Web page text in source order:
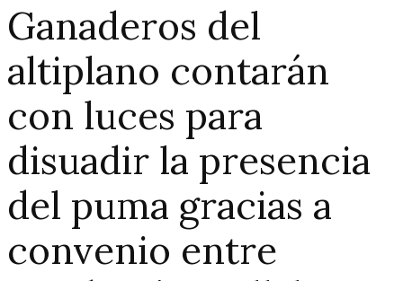
Ganaderos del
altiplano contarán
con luces para
disuadir la presencia
del puma gracias a
convenio entre